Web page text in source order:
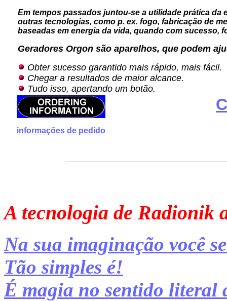
Em tempos passados juntou-se a utilidade prática da
outras tecnologias, como p. ex. fogo, fabricação de
baseadas em energia da vida, quando com sucesso,
Geradores Orgon são aparelhos, que podem
Obter sucesso garantido mais rápido, mais fácil.
Chegar a resultados de maior alcance.
Tudo isso, apertando um botão.
informações de pedido
A tecnologia de
Na sua imaginação você
Tão simples é!
É magia no sentido literal